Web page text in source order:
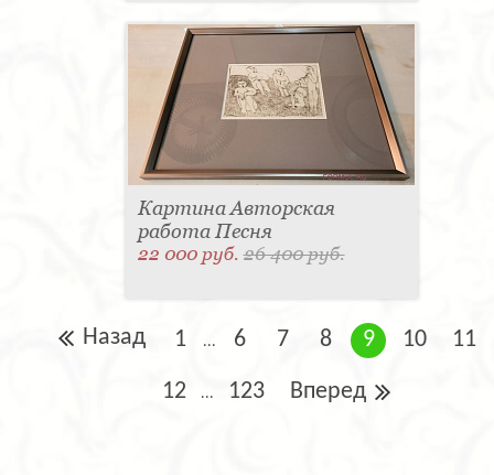
Картина Авторская
работа Песня
22 000 руб.26 400 руб.
Назад 1 ... 6 7 8 9 10 11
12 ... 123 Вперед